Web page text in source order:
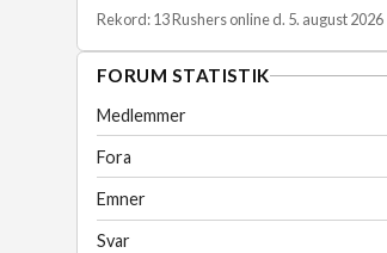
Rekord: 13 Rushers online d. 5. august 2026
FORUM STATISTIK
Medlemmer
Fora
Emner
Svar